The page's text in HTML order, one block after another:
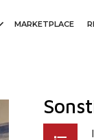
MARKETPLACE